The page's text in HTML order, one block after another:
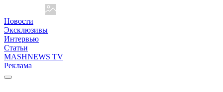
Новости
Эксклюзивы
Интервью
Статьи
MASHNEWS TV
Реклама